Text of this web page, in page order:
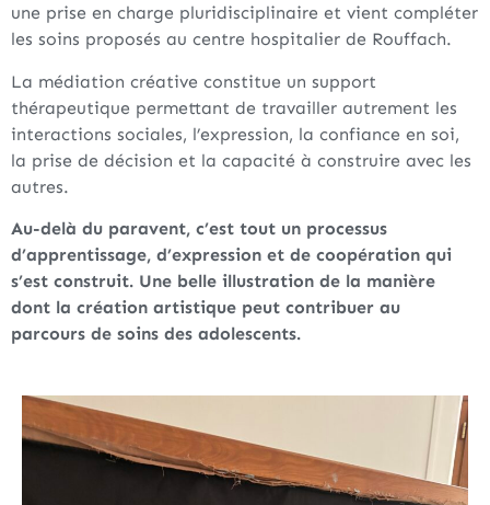
une prise en charge pluridisciplinaire et vient compléter
les soins proposés au centre hospitalier de Rouffach.
La médiation créative constitue un support
thérapeutique permettant de travailler autrement les
interactions sociales, l’expression, la confiance en soi,
la prise de décision et la capacité à construire avec les
autres.
Au-delà du paravent, c’est tout un processus
d’apprentissage, d’expression et de coopération qui
s’est construit. Une belle illustration de la manière
dont la création artistique peut contribuer au
parcours de soins des adolescents.